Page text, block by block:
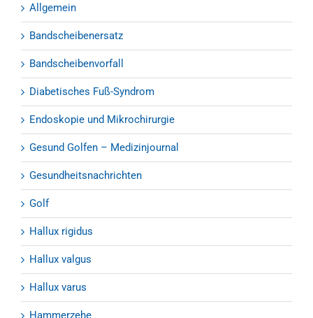
Allgemein
Bandscheibenersatz
Bandscheibenvorfall
Diabetisches Fuß-Syndrom
Endoskopie und Mikrochirurgie
Gesund Golfen – Medizinjournal
Gesundheitsnachrichten
Golf
Hallux rigidus
Hallux valgus
Hallux varus
Hammerzehe